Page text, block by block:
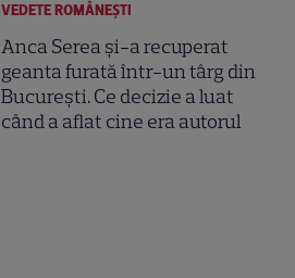
VEDETE ROMÂNEŞTI
Anca Serea și-a recuperat
geanta furată într-un târg din
București. Ce decizie a luat
când a aflat cine era autorul